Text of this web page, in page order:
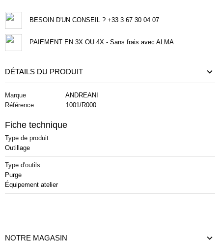
BESOIN D'UN CONSEIL ? +33 3 67 30 04 07
PAIEMENT EN 3X OU 4X - Sans frais avec ALMA
DÉTAILS DU PRODUIT
Marque
ANDREANI
Référence
1001/R000
Fiche technique
Type de produit
Outillage
Type d'outils
Purge
Équipement atelier
NOTRE MAGASIN